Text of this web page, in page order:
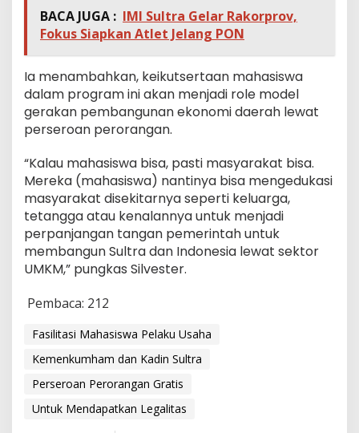
BACA JUGA : IMI Sultra Gelar Rakorprov,
Fokus Siapkan Atlet Jelang PON
Ia menambahkan, keikutsertaan mahasiswa
dalam program ini akan menjadi role model
gerakan pembangunan ekonomi daerah lewat
perseroan perorangan.
“Kalau mahasiswa bisa, pasti masyarakat bisa.
Mereka (mahasiswa) nantinya bisa mengedukasi
masyarakat disekitarnya seperti keluarga,
tetangga atau kenalannya untuk menjadi
perpanjangan tangan pemerintah untuk
membangun Sultra dan Indonesia lewat sektor
UMKM,” pungkas Silvester.
Pembaca: 212
Fasilitasi Mahasiswa Pelaku Usaha
Kemenkumham dan Kadin Sultra
Perseroan Perorangan Gratis
Untuk Mendapatkan Legalitas